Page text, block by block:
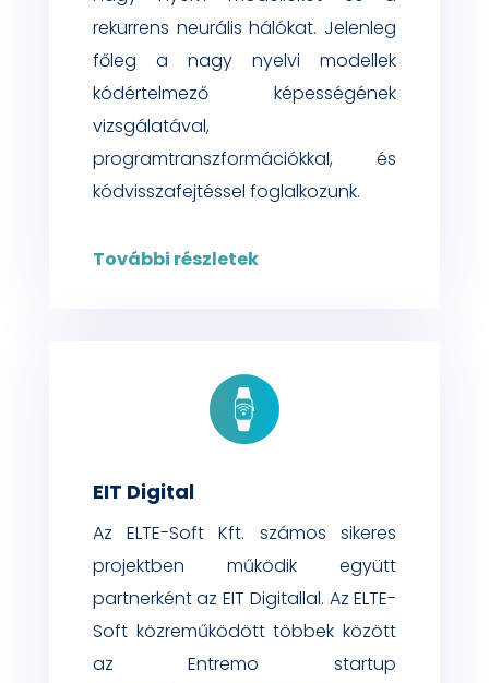
rekurrens neurális hálókat. Jelenleg
főleg a nagy nyelvi modellek
kódértelmező képességének
vizsgálatával,
programtranszformációkkal, és
kódvisszafejtéssel foglalkozunk.
További részletek
EIT Digital
Az ELTE-Soft Kft. számos sikeres
projektben működik együtt
partnerként az EIT Digitallal. Az ELTE-
Soft közreműködött többek között
az Entremo startup